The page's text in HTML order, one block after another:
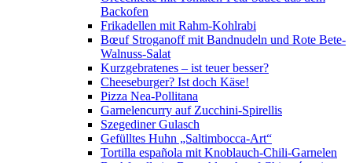
Backofen
Frikadellen mit Rahm-Kohlrabi
Bœuf Stroganoff mit Bandnudeln und Rote Bete-
Walnuss-Salat
Kurzgebratenes – ist teuer besser?
Cheeseburger? Ist doch Käse!
Pizza Nea-Pollitana
Garnelencurry auf Zucchini-Spirellis
Szegediner Gulasch
Gefülltes Huhn „Saltimbocca-Art“
Tortilla española mit Knoblauch-Chili-Garnelen